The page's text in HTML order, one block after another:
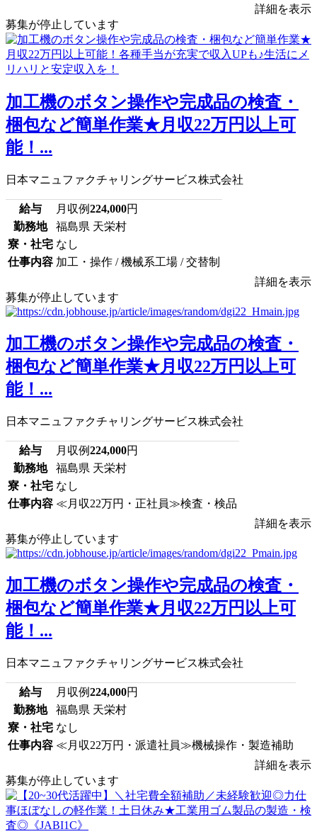
詳細を表示
募集が停止しています
加工機のボタン操作や完成品の検査・
梱包など簡単作業★月収22万円以上可
能！...
日本マニュファクチャリングサービス株式会社
給与 月収例224,000円
勤務地
福島県 天栄村
寮・社宅 なし
仕事内容 加工・操作 / 機械系工場 / 交替制
詳細を表示
募集が停止しています
加工機のボタン操作や完成品の検査・
梱包など簡単作業★月収22万円以上可
能！...
日本マニュファクチャリングサービス株式会社
給与 月収例224,000円
勤務地
福島県 天栄村
寮・社宅 なし
仕事内容 ≪月収22万円・正社員≫検査・検品
詳細を表示
募集が停止しています
加工機のボタン操作や完成品の検査・
梱包など簡単作業★月収22万円以上可
能！...
日本マニュファクチャリングサービス株式会社
給与 月収例224,000円
勤務地
福島県 天栄村
寮・社宅 なし
仕事内容 ≪月収22万円・派遣社員≫機械操作・製造補助
詳細を表示
募集が停止しています